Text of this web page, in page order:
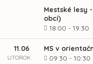
Mestské lesy
obcí)
18:00 - 19:30
11.06
UTOROK
MS v
09:30 - 10:30